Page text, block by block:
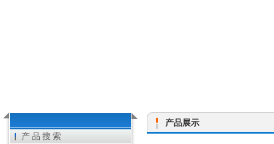
产品搜索
产品展示